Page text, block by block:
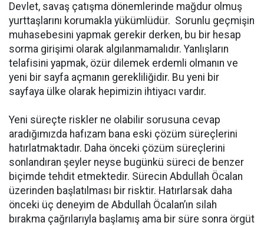
Devlet, savaş çatışma dönemlerinde mağdur olmuş
yurttaşlarını korumakla yükümlüdür. Sorunlu geçmişin
muhasebesini yapmak gerekir derken, bu bir hesap
sorma girişimi olarak algılanmamalıdır. Yanlışların
telafisini yapmak, özür dilemek erdemli olmanın ve
yeni bir sayfa açmanın gerekliliğidir. Bu yeni bir
sayfaya ülke olarak hepimizin ihtiyacı vardır.
Yeni süreçte riskler ne olabilir sorusuna cevap
aradığımızda hafızam bana eski çözüm süreçlerini
hatırlatmaktadır. Daha önceki çözüm süreçlerini
sonlandıran şeyler neyse bugünkü süreci de benzer
biçimde tehdit etmektedir. Sürecin Abdullah Öcalan
üzerinden başlatılması bir risktir. Hatırlarsak daha
önceki üç deneyim de Abdullah Öcalan’ın silah
bırakma çağrılarıyla başlamış ama bir süre sonra örgüt